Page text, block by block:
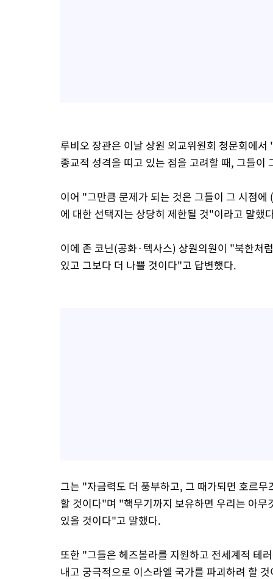
루비오 장관은 이날 상원 외교위원회 청문회에
종교적 성격을 띠고 있는 점을 고려할 때, 그들
이어 "그만큼 문제가 되는 것은 그들이 그 시점
에 대한 선택지는 상당히 제한될 것"이라고 말했
이에 존 코닌(공화·텍사스) 상원의원이 "북한처
있고 그보다 더 나쁠 것이다"고 답변했다.
그는 "자금력도 더 풍부하고, 그 때가되면 호르
할 것이다"며 "핵무기까지 보유하면 우리는 아
있을 것이다"고 말했다.
또한 "그들은 헤즈볼라를 지원하고 전세계적 테
내고 궁극적으로 이스라엘 국가를 파괴하려 할